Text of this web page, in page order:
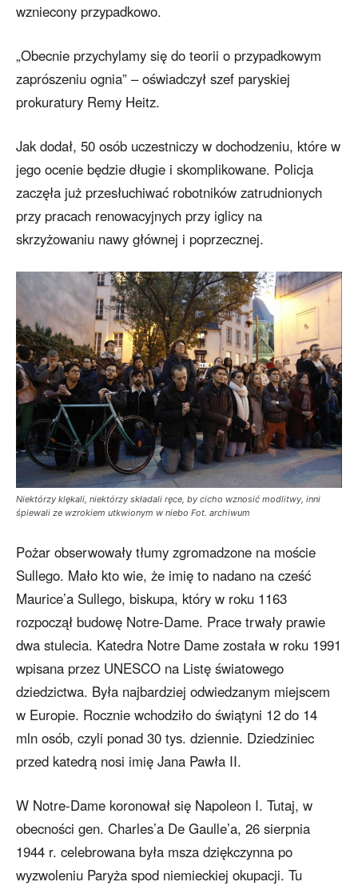
wzniecony przypadkowo.
„Obecnie przychylamy się do teorii o przypadkowym
zaprószeniu ognia” – oświadczył szef paryskiej
prokuratury Remy Heitz.
Jak dodał, 50 osób uczestniczy w dochodzeniu, które w
jego ocenie będzie długie i skomplikowane. Policja
zaczęła już przesłuchiwać robotników zatrudnionych
przy pracach renowacyjnych przy iglicy na
skrzyżowaniu nawy głównej i poprzecznej.
Niektórzy klękali, niektórzy składali ręce, by cicho wznosić modlitwy, inni
śpiewali ze wzrokiem utkwionym w niebo Fot. archiwum
Pożar obserwowały tłumy zgromadzone na moście
Sullego. Mało kto wie, że imię to nadano na cześć
Maurice’a Sullego, biskupa, który w roku 1163
rozpoczął budowę Notre-Dame. Prace trwały prawie
dwa stulecia. Katedra Notre Dame została w roku 1991
wpisana przez UNESCO na Listę światowego
dziedzictwa. Była najbardziej odwiedzanym miejscem
w Europie. Rocznie wchodziło do świątyni 12 do 14
mln osób, czyli ponad 30 tys. dziennie. Dziedziniec
przed katedrą nosi imię Jana Pawła II.
W Notre-Dame koronował się Napoleon I. Tutaj, w
obecności gen. Charles’a De Gaulle’a, 26 sierpnia
1944 r. celebrowana była msza dziękczynna po
wyzwoleniu Paryża spod niemieckiej okupacji. Tu